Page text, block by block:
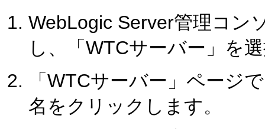
WebLogic Server管理コン
し、「WTCサーバー」を
「WTCサーバー」ページ
名をクリックします。